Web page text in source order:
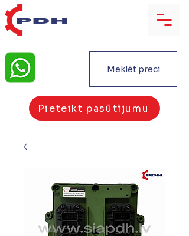
Meklēt preci
Pieteikt pasūtījumu